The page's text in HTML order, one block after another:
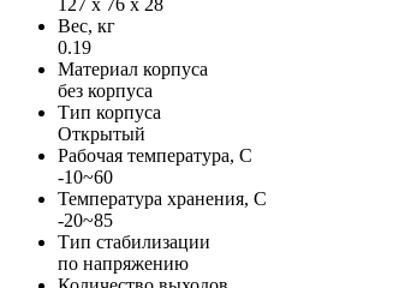
127 х 76 х 28
Вес, кг
0.19
Материал корпуса
без корпуса
Тип корпуса
Открытый
Рабочая температура, С
-10~60
Температура хранения, С
-20~85
Тип стабилизации
по напряжению